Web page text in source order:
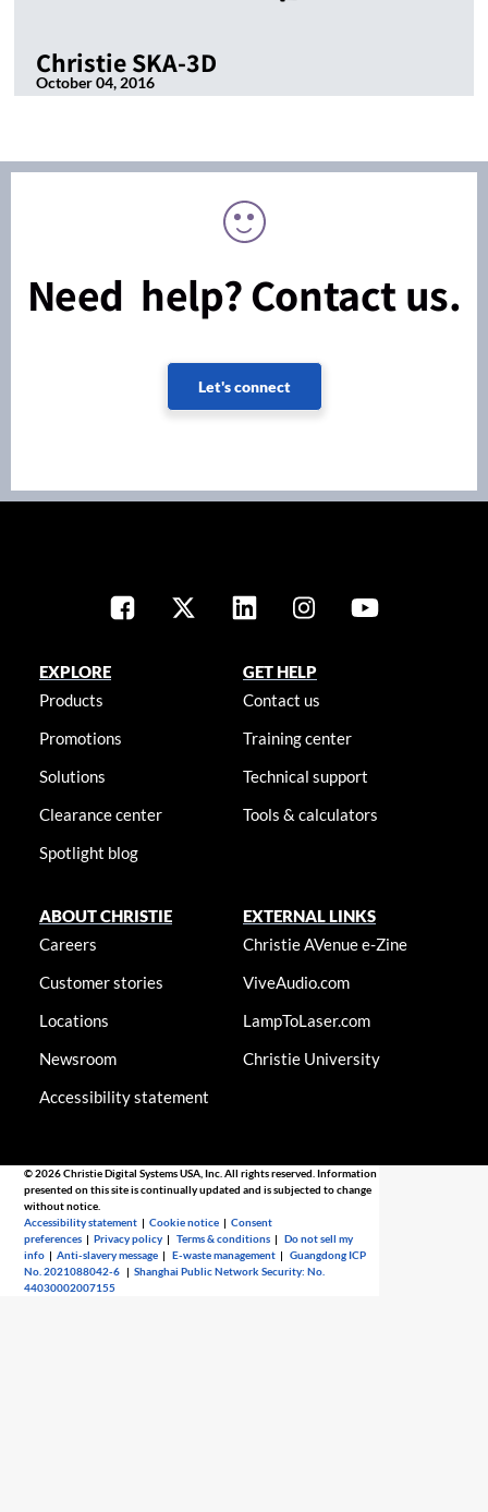
Christie SKA-3D
October 04, 2016
Need help? Contact us.
Let's connect
EXPLORE
Products
Promotions
Solutions
Clearance center
Spotlight blog
GET HELP
Contact us
Training center
Technical support
Tools & calculators
ABOUT CHRISTIE
Careers
Customer stories
Locations
Newsroom
Accessibility statement
EXTERNAL LINKS
Christie AVenue e-Zine
ViveAudio.com
LampToLaser.com
Christie University
© 2026 Christie Digital Systems USA, Inc. All rights reserved. Information
presented on this site is continually updated and is subjected to change
without notice.
Accessibility statement |Cookie notice |Consent
preferences |Privacy policy |Terms & conditions |Do not sell my
info |Anti-slavery message |E-waste management |Guangdong ICP
No. 2021088042-6 |Shanghai Public Network Security: No.
44030002007155